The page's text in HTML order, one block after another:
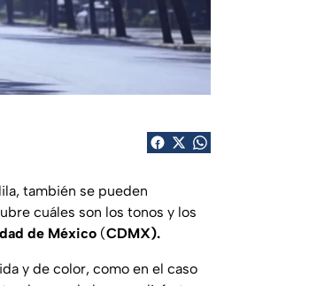
también se pueden
cuáles son los tonos y los
de México (CDMX).
y de color, como en el caso